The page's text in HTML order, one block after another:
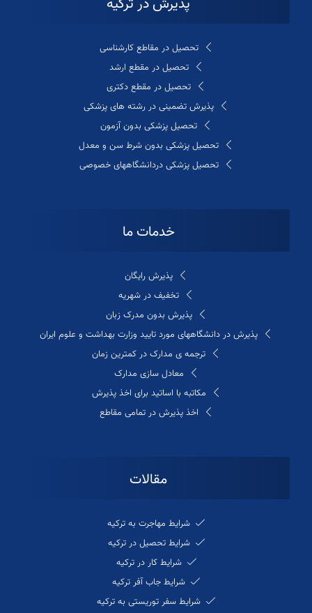
تحصیل در مقاطع کارشناسی
تحصیل در مقطع ارشد
تحصیل در مقطع دکتری
پذیرش تضمینی در رشته های پزشکی
تحصیل پزشکی بدون آزمون
تحصیل پزشکی بدون شرط سن و معدل
تحصیل پزشکی دردانشگاههای خصوصی
خدمات ما
پذیرش رایگان
تخفیف در شهریه
پذیرش بدون مدرک زبان
پذیرش در دانشگاههای مورد تایید وزارت بهداشت و علوم ایران
ترجمه ی مدارک در کمترین زمان
معادل سازی مدارک
مکاتبه با اساتید برای اخذ پذیرش
اخذ پذیرش در تمامی مقاطع
مقالات
شرایط مهاجرت به ترکیه
شرایط تحصیل در ترکیه
شرایط کار در ترکیه
شرایط جاب آفر ترکیه
شرایط سفر توریستی به ترکیه